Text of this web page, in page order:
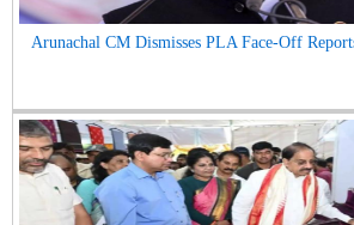
Arunachal CM Dismisses PLA Face-Off